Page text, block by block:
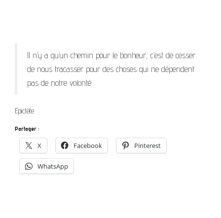
Il n’y a qu’un chemin pour le bonheur, c’est de cesser
de nous tracasser pour des choses qui ne dépendent
pas de notre volonté.
Epictète
Partager :
X Facebook Pinterest
WhatsApp